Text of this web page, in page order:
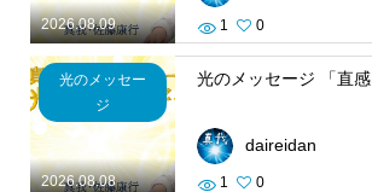
2026.08.09 1 0
2026.08.08
光のメッセー
ジ
光のメッ
daireidan
1 0